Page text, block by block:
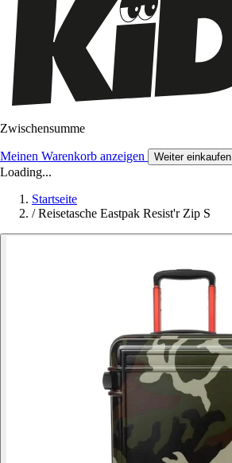
Zwischensumme
Meinen Warenkorb anzeigen Weiter einkaufen
Loading...
Startseite
/ Reisetasche Eastpak Resist'r Zip S